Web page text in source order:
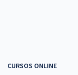
CURSOS ONLINE